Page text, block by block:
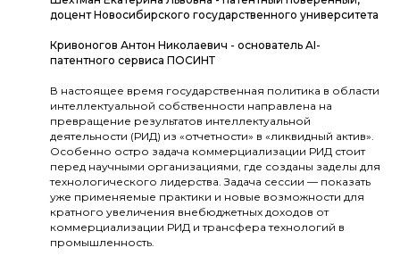
доцент Новосибирского государственного университета
Кривоногов Антон Николаевич - основатель AI-
патентного сервиса ПОСИНТ
В настоящее время государственная политика в области
интеллектуальной собственности направлена на
превращение результатов интеллектуальной
деятельности (РИД) из «отчетности» в «ликвидный актив».
Особенно остро задача коммерциализации РИД стоит
перед научными организациями, где созданы заделы для
технологического лидерства. Задача сессии — показать
уже применяемые практики и новые возможности для
кратного увеличения внебюджетных доходов от
коммерциализации РИД и трансфера технологий в
промышленность.